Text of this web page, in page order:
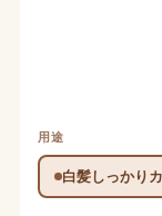
用途
白髪しっかり